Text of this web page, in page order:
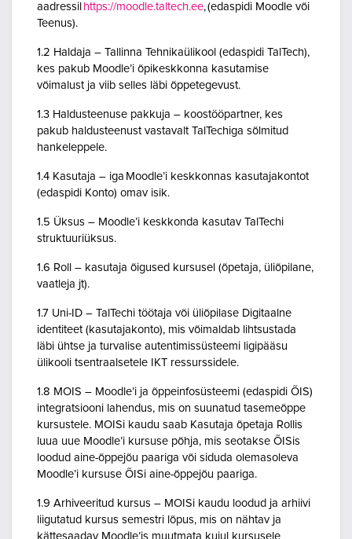
aadressil https://moodle.taltech.ee, (edaspidi Moodle või
Teenus).
1.2 Haldaja – Tallinna Tehnikaülikool (edaspidi TalTech),
kes pakub Moodle’i õpikeskkonna kasutamise
võimalust ja viib selles läbi õppetegevust.
1.3 Haldusteenuse pakkuja – koostööpartner, kes
pakub haldusteenust vastavalt TalTechiga sõlmitud
hankeleppele.
1.4 Kasutaja – iga Moodle’i keskkonnas kasutajakontot
(edaspidi Konto) omav isik.
1.5 Üksus – Moodle’i keskkonda kasutav TalTechi
struktuuriüksus.
1.6 Roll – kasutaja õigused kursusel (õpetaja, üliõpilane,
vaatleja jt).
1.7 Uni-ID – TalTechi töötaja või üliõpilase Digitaalne
identiteet (kasutajakonto), mis võimaldab lihtsustada
läbi ühtse ja turvalise autentimissüsteemi ligipääsu
ülikooli tsentraalsetele IKT ressurssidele.
1.8 MOIS – Moodle’i ja õppeinfosüsteemi (edaspidi ÕIS)
integratsiooni lahendus, mis on suunatud tasemeõppe
kursustele. MOISi kaudu saab Kasutaja õpetaja Rollis
luua uue Moodle’i kursuse põhja, mis seotakse ÕISis
loodud aine-õppejõu paariga või siduda olemasoleva
Moodle’i kursuse ÕISi aine-õppejõu paariga.
1.9 Arhiveeritud kursus – MOISi kaudu loodud ja arhiivi
liigutatud kursus semestri lõpus, mis on nähtav ja
kättesaadav Moodle’is muutmata kujul kursusele